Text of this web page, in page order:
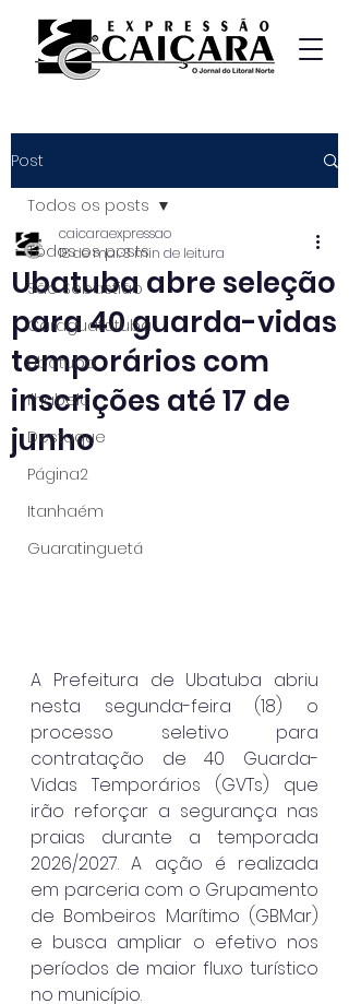
Post
Todos os posts
São Sebastião
Caraguatatuba
Ubatuba
Ilhabela
Destaque
Página2
Itanhaém
Guaratinguetá
Todos os posts
Ubatuba abre seleção
para 40 guarda-vidas
temporários com
inscrições até 17 de
junho
caicaraexpressao
18 de mai.3 min de leitura
A Prefeitura de Ubatuba abriu
nesta segunda-feira (18) o
processo seletivo para
contratação de 40 Guarda-
Vidas Temporários (GVTs) que
irão reforçar a segurança nas
praias durante a temporada
2026/2027. A ação é realizada
em parceria com o Grupamento
de Bombeiros Marítimo (GBMar)
e busca ampliar o efetivo nos
períodos de maior fluxo turístico
no município.